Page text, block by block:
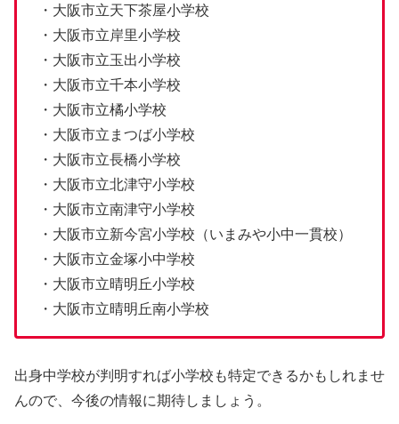
・大阪市立天下茶屋小学校
・大阪市立岸里小学校
・大阪市立玉出小学校
・大阪市立千本小学校
・大阪市立橘小学校
・大阪市立まつば小学校
・大阪市立長橋小学校
・大阪市立北津守小学校
・大阪市立南津守小学校
・大阪市立新今宮小学校（いまみや小中一貫校）
・大阪市立金塚小中学校
・大阪市立晴明丘小学校
・大阪市立晴明丘南小学校
出身中学校が判明すれば小学校も特定できるかもしれませ
んので、今後の情報に期待しましょう。